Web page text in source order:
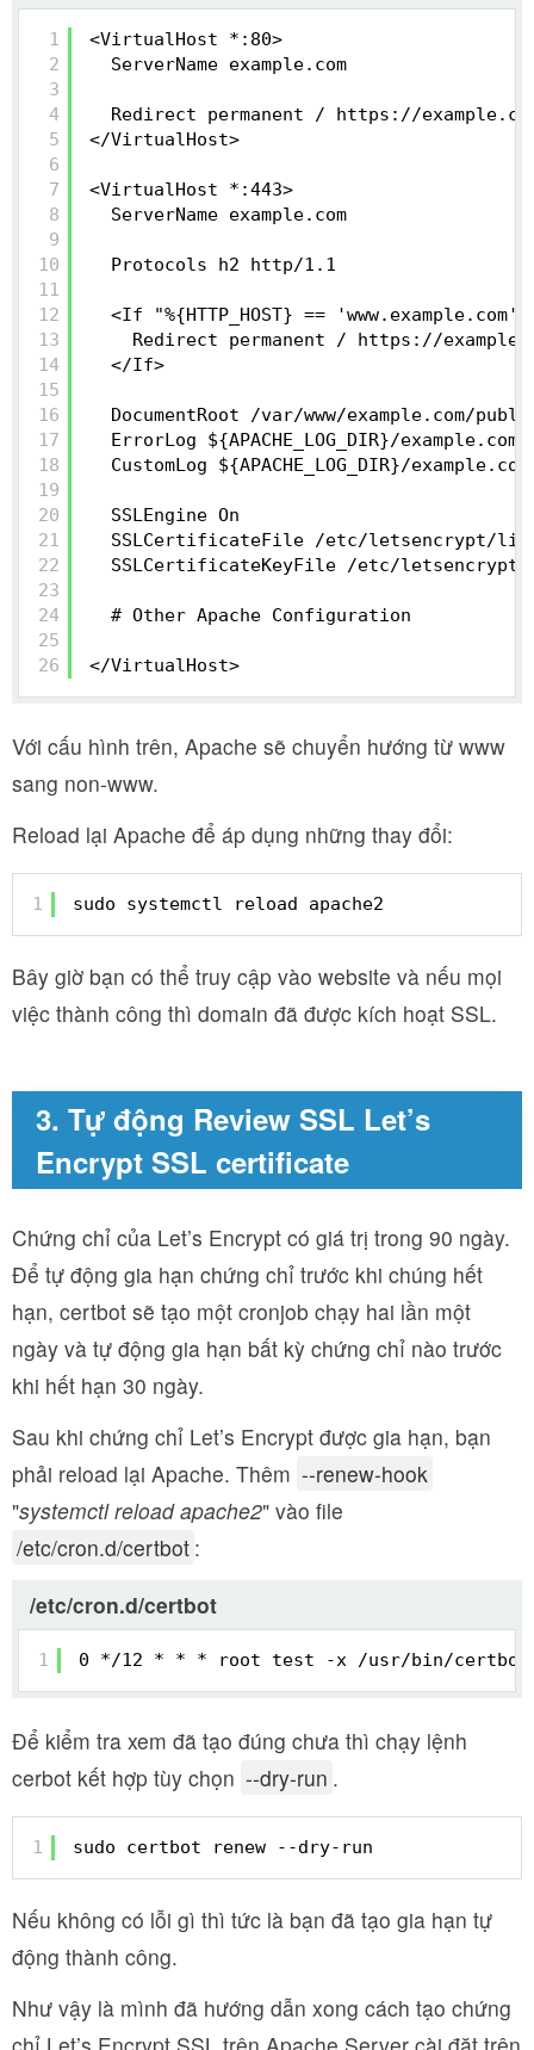
1
2
3
4
5
6
7
8
9
10
11
12
13
14
15
16
17
18
19
20
21
22
23
24
25
26
<VirtualHost *:80>
ServerName example.com
Redirect permanent / https://
</VirtualHost>
<VirtualHost *:443>
ServerName example.com
Protocols h2 http/1.1
<If "%{HTTP_HOST} ==
Redirect permanent / https://
</If>
DocumentRoot /var/www/example.com/
ErrorLog ${APACHE_LOG_DIR}/
CustomLog ${APACHE_LOG_DIR}/
SSLEngine On
SSLCertificateFile /etc/letsencrypt/
SSLCertificateKeyFile /etc/letsencrypt/
# Other Apache Configuration
</VirtualHost>
Với cấu hình trên, Apache sẽ chuyển hướng từ www
sang non-www.
Reload lại Apache để áp dụng những thay đổi:
1 sudo systemctl reload apache2
Bây giờ bạn có thể truy cập vào website và nếu mọi
việc thành công thì domain đã được kích hoạt SSL.
3. Tự động Review SSL Let’s
Encrypt SSL certificate
Chứng chỉ của Let’s Encrypt có giá trị trong 90 ngày.
Để tự động gia hạn chứng chỉ trước khi chúng hết
hạn, certbot sẽ tạo một cronjob chạy hai lần một
ngày và tự động gia hạn bất kỳ chứng chỉ nào trước
khi hết hạn 30 ngày.
Sau khi chứng chỉ Let’s Encrypt được gia hạn, bạn
phải reload lại Apache. Thêm --renew-hook
"systemctl reload apache2" vào file
/etc/cron.d/certbot :
/etc/cron.d/certbot
1 0 */12 * * * root test -x /usr/bin/certbot -
Để kiểm tra xem đã tạo đúng chưa thì chạy lệnh
cerbot kết hợp tùy chọn --dry-run .
1 sudo certbot renew --dry-run
Nếu không có lỗi gì thì tức là bạn đã tạo gia hạn tự
động thành công.
Như vậy là mình đã hướng dẫn xong cách tạo chứng
chỉ Let’s Encrypt SSL trên Apache Server cài đặt trên